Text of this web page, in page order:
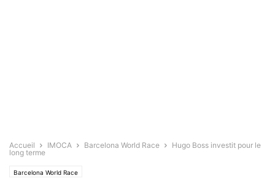
Accueil IMOCA Barcelona World Race
Hugo Boss investit pour le
long terme
Barcelona World Race